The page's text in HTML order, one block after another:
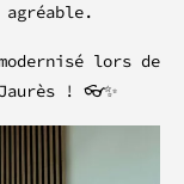
lors de
! 👓✨